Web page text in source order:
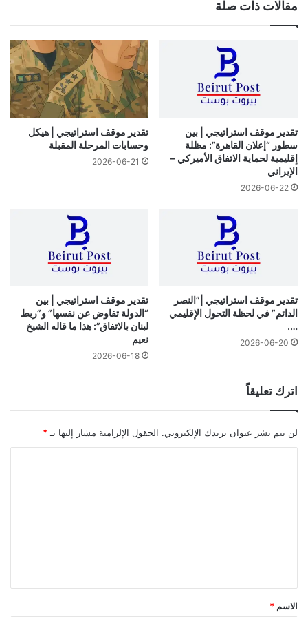
مقالات ذات صلة
تقدير موقف استراتيجي | بين
سطور “إعلان القاهرة”: مظلة
إقليمية لحماية الاتفاق الأميركي –
الإيراني
2026-06-22
تقدير موقف استراتيجي | هيكل
وحسابات المرحلة المقبلة
2026-06-21
تقدير موقف استراتيجي |”النصر
الدائم” في لحظة التحول الإقليمي
….
2026-06-20
تقدير موقف استراتيجي | بين
“الدولة تفاوض عن نفسها” و”ربط
لبنان بالاتفاق”: هذا ما قاله الشيخ
نعيم
2026-06-18
اترك تعليقاً
لن يتم نشر عنوان بريدك الإلكتروني. الحقول الإلزامية مشار إليها بـ *
*
الاسم *